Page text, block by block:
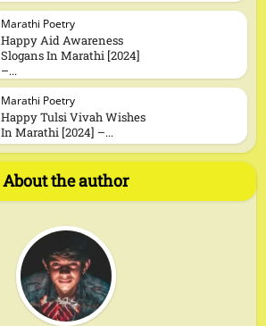
Marathi Poetry
Happy Aid Awareness
Slogans In Marathi [2024]
–...
Marathi Poetry
Happy Tulsi Vivah Wishes
In Marathi [2024] –...
About the author